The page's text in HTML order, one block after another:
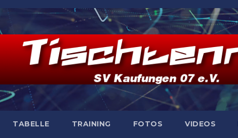
TABELLE TRAINING FOTOS VIDEOS